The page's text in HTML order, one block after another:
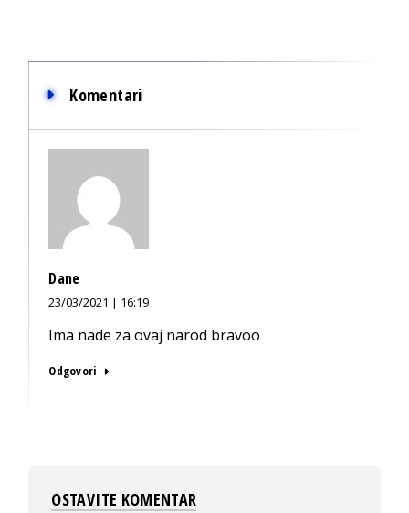
Komentari
Dane
23/03/2021 | 16:19
Ima nade za ovaj narod bravoo
Odgovori
OSTAVITE KOMENTAR